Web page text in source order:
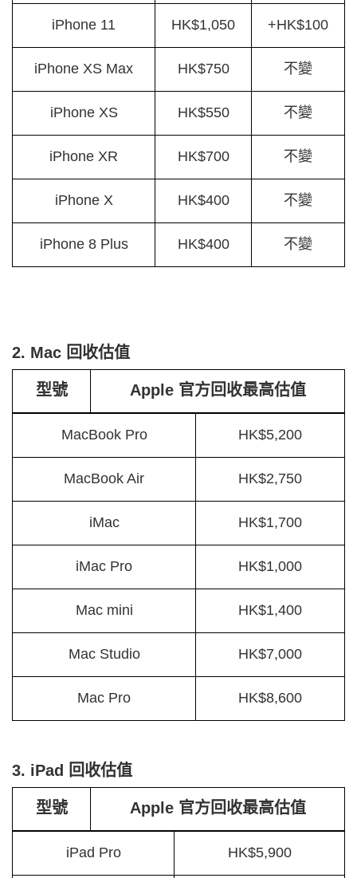
iPhone 11 HK$1,050 +HK$100
iPhone XS Max HK$750 不變
iPhone XS HK$550 不變
iPhone XR HK$700 不變
iPhone X HK$400 不變
iPhone 8 Plus HK$400 不變
2. Mac 回收估值
型號 Apple 官方回收最高估值
MacBook Pro HK$5,200
MacBook Air HK$2,750
iMac HK$1,700
iMac Pro HK$1,000
Mac mini HK$1,400
Mac Studio HK$7,000
Mac Pro HK$8,600
3. iPad 回收估值
型號 Apple 官方回收最高估值
iPad Pro HK$5,900